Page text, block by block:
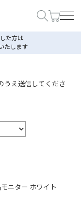
た方は
たします
うえ送信してくださ
ニター ホワイト